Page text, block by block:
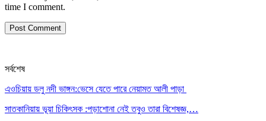
time I comment.
সর্বশেষ
এওচিয়ায় ডলু নদী ভাঙ্গন:ভেসে যেতে পারে নেয়ামত আলী পাড়া
সাতকানিয়ায় ভূয়া চিকিৎসক :পড়াশোনা নেই তবুও তারা বিশেষজ্ঞ,…